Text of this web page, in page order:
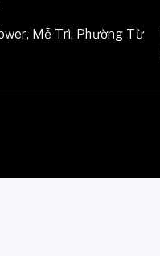
Mễ Trì, Phường Từ